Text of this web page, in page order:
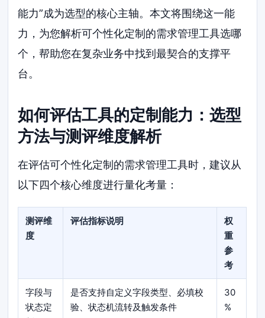
能力”成为选型的核心主轴。本文将围绕这一能
力，为您解析可个性化定制的需求管理工具选哪
个，帮助您在复杂业务中找到最契合的支撑平
台。
如何评估工具的定制能力：选型
方法与测评维度解析
在评估可个性化定制的需求管理工具时，建议从
以下四个核心维度进行量化考量：
测评维
度
评估指标说明
权
重
参
考
字段与
状态定
是否支持自定义字段类型、必填校
验、状态机流转及触发条件
30
%